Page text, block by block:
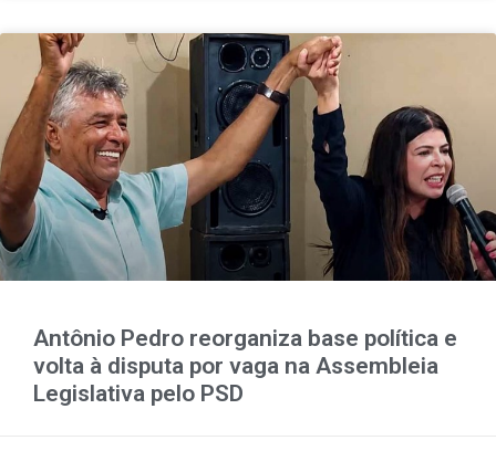
Antônio Pedro reorganiza base política e
volta à disputa por vaga na Assembleia
Legislativa pelo PSD